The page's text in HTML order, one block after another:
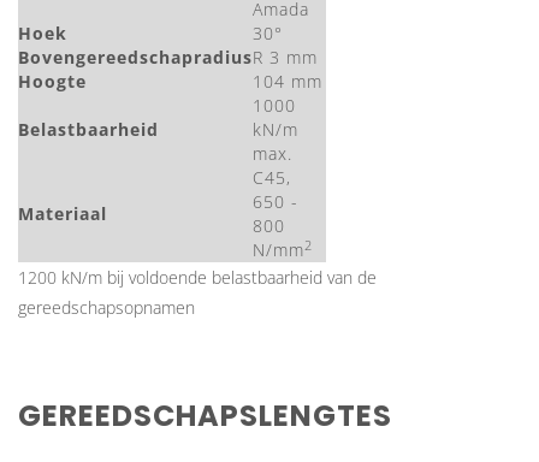
Amada
Hoek
30°
BovengereedschapradiusR 3 mm
Hoogte
104 mm
Belastbaarheid
1000
kN/m
max.
Materiaal
C45,
650 -
800
N/mm2
1200 kN/m bij voldoende belastbaarheid van de
gereedschapsopnamen
GEREEDSCHAPSLENGTES